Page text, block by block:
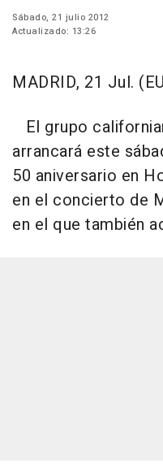
Sábado, 21 julio 2012
Actualizado: 13:26
MADRID, 21 Jul.
El grupo
arrancará este
50 aniversario en
en el concierto de
en el que también